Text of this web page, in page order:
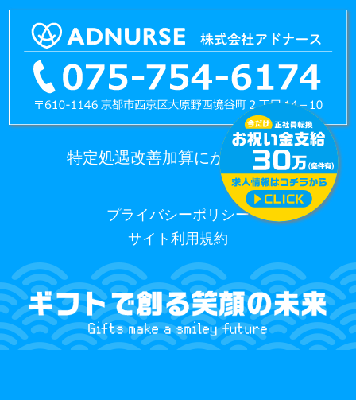
特定処遇改善加算にかかる情報
プライバシーポリシー
サイト利用規約